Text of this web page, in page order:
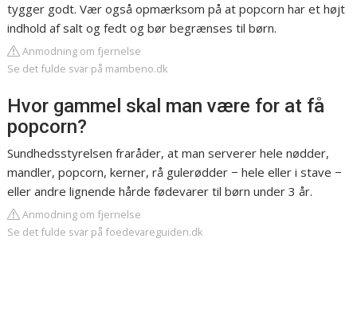
tygger godt. Vær også opmærksom på at popcorn har et højt
indhold af salt og fedt og bør begrænses til børn.
Anmodning om fjernelse
Se det fulde svar på mambeno.dk
Hvor gammel skal man være for at få
popcorn?
Sundhedsstyrelsen fraråder, at man serverer hele nødder,
mandler, popcorn, kerner, rå gulerødder − hele eller i stave −
eller andre lignende hårde fødevarer til børn under 3 år.
Anmodning om fjernelse
Se det fulde svar på foedevareguiden.dk